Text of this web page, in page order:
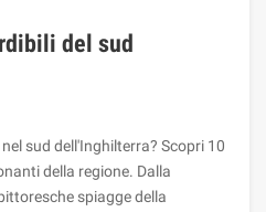
del sud
sud dell'Inghilterra? Scopri 10
della regione. Dalla
spiagge della